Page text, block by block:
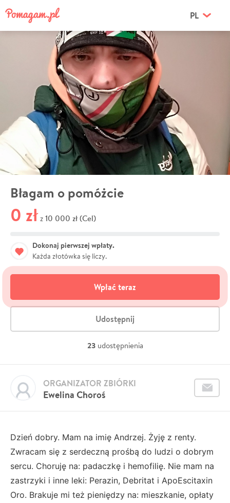
PL
Błagam o pomóżcie
0 zł z 10 000 zł (Cel)
Dokonaj pierwszej wpłaty.
Każda złotówka się liczy.
Wpłać teraz
Udostępnij
23 udostępnienia
Ewelina Choroś
ORGANIZATOR ZBIÓRKI
Dzień dobry. Mam na imię Andrzej. Żyję z renty.
Zwracam się z serdeczną prośbą do ludzi o dobrym
sercu. Choruję na: padaczkę i hemofilię. Nie mam na
zastrzyki i inne leki: Perazin, Debritat i ApoEscitaxin
Oro. Brakuje mi też pieniędzy na: mieszkanie, opłaty